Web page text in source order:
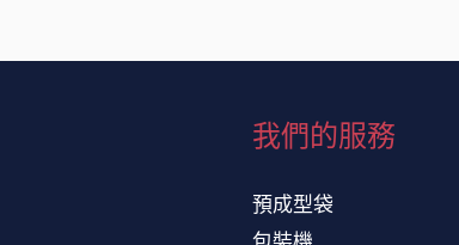
我們的服務
預成型袋